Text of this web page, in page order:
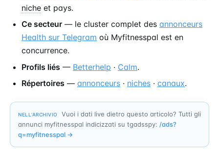
niche et pays.
Ce secteur — le cluster complet des annonceurs
Health sur Telegram où Myfitnesspal est en
concurrence.
Profils liés — Betterhelp · Calm.
Répertoires — annonceurs · niches · canaux.
NELL’ARCHIVIO
Vuoi i dati live dietro questo articolo? Tutti gli
annunci myfitnesspal indicizzati su tgadsspy: /ads?
q=myfitnesspal →